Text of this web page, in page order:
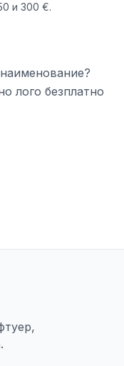
и 300 €.
лого безплатно